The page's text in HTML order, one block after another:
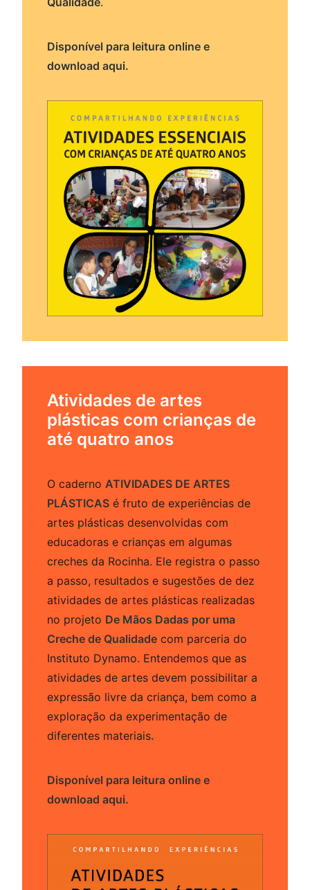
Disponível para leitura online e
download aqui.
Atividades de artes
plásticas com crianças de
até quatro anos
O caderno ATIVIDADES DE ARTES
PLÁSTICAS é fruto de experiências de
artes plásticas desenvolvidas com
educadoras e crianças em algumas
creches da Rocinha. Ele registra o passo
a passo, resultados e sugestões de dez
atividades de artes plásticas realizadas
no projeto De Mãos Dadas por uma
Creche de Qualidade com parceria do
Instituto Dynamo. Entendemos que as
atividades de artes devem possibilitar a
expressão livre da criança, bem como a
exploração da experimentação de
diferentes materiais.
Disponível para leitura online e
download aqui.